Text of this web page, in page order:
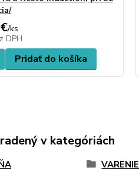
/ks
DPH
Pridať do košíka
v kategóriách
VARENIE